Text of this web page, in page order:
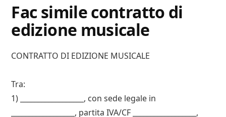
Fac simile contratto di
edizione musicale​
CONTRATTO DI EDIZIONE MUSICALE
Tra:
1) __________________, con sede legale in
__________________, partita IVA/CF __________________,